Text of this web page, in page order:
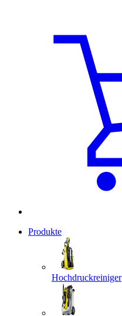
Produkte
Hochdruckreiniger